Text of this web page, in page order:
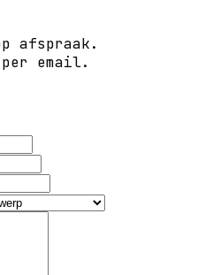
afspraak.
per email.